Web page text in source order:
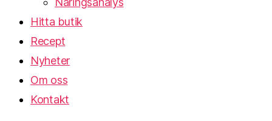
Hitta butik
Recept
Nyheter
Om oss
Kontakt